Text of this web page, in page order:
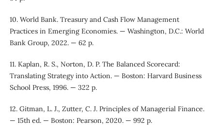
10. World Bank. Treasury and Cash Flow Management
Practices in Emerging Economies. — Washington, D.C.: World
Bank Group, 2022. — 62 p.
11. Kaplan, R. S., Norton, D. P. The Balanced Scorecard:
Translating Strategy into Action. — Boston: Harvard Business
School Press, 1996. — 322 p.
12. Gitman, L. J., Zutter, C. J. Principles of Managerial Finance.
— 15th ed. — Boston: Pearson, 2020. — 992 p.